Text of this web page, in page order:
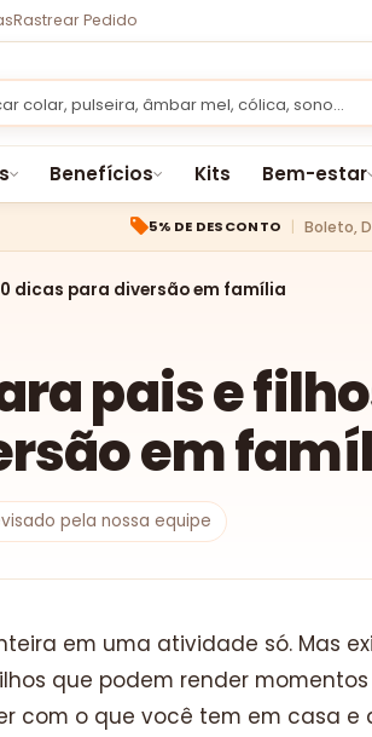
Rastrear Pedido
Benefícios Kits Bem-estar
5% DE DESCONTO Boleto,
dicas para diversão em família
pais e
em
pela nossa equipe
em uma atividade só. Mas
que podem render
com o que você tem em casa e